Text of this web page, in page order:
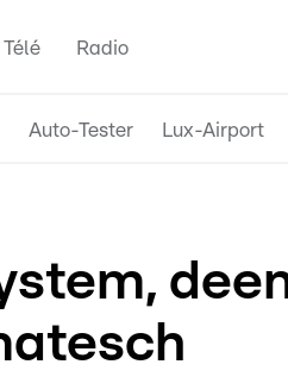
Télé Radio
Auto-Tester Lux-Airport